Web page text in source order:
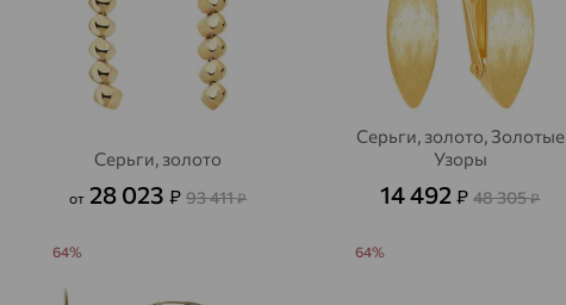
Серьги, золото
от 28 023₽ 93 411₽
Серьги, золото, Золотые
Узоры
14 492₽ 48 305₽
64% 64%